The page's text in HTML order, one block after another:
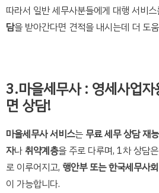
따라서 일반 세무사분들에게 대행 서비
담을 받아간다면 견적을 내시는데 더 도
3.마을세무사 : 영세사업
면 상담!
마을세무사 서비스는 무료 세무 상담 재
자나취약계층을 주로 다루며, 1차 상담은
로 이루어지고, 행안부 또는 한국세무사
이 가능합니다.